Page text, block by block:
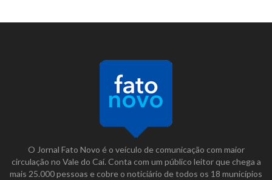
O Jornal Fato Novo é o veículo de comunicação com maior
circulação no Vale do Caí. Conta com um público leitor que chega a
mais 25.000 pessoas e cobre o noticiário de todos os 18 municípios